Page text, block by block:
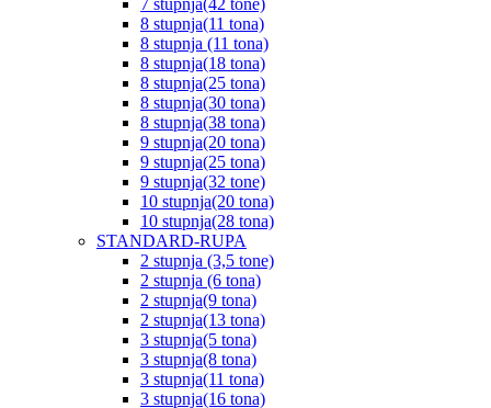
7 stupnja(42 tone)
8 stupnja(11 tona)
8 stupnja (11 tona)
8 stupnja(18 tona)
8 stupnja(25 tona)
8 stupnja(30 tona)
8 stupnja(38 tona)
9 stupnja(20 tona)
9 stupnja(25 tona)
9 stupnja(32 tone)
10 stupnja(20 tona)
10 stupnja(28 tona)
STANDARD-RUPA
2 stupnja (3,5 tone)
2 stupnja (6 tona)
2 stupnja(9 tona)
2 stupnja(13 tona)
3 stupnja(5 tona)
3 stupnja(8 tona)
3 stupnja(11 tona)
3 stupnja(16 tona)